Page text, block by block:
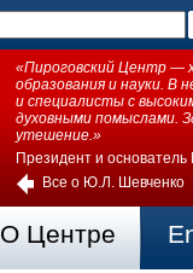
«Пироговский Центр —
образования и науки. В
и специалисты с
духовными помыслами.
утешение.»
Президент и
Все о Ю.Л. Шевченко
О Центре